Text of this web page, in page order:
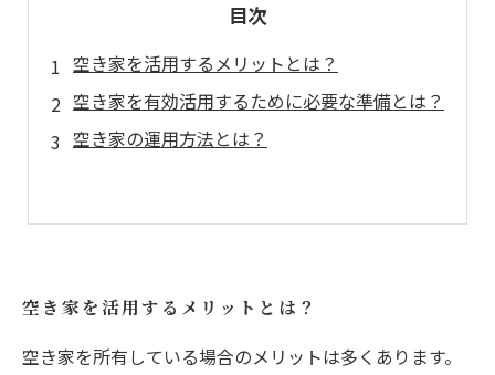
目次
空き家を活用するメリットとは？
空き家を有効活用するために必要な準備とは？
空き家の運用方法とは？
空き家を活用するメリットとは？
空き家を所有している場合のメリットは多くあります。